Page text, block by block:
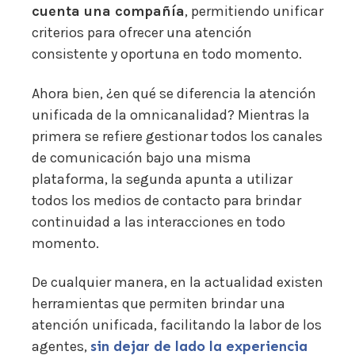
cuenta una compañía, permitiendo unificar
criterios para ofrecer una atención
consistente y oportuna en todo momento.
Ahora bien, ¿en qué se diferencia la atención
unificada de la omnicanalidad? Mientras la
primera se refiere gestionar todos los canales
de comunicación bajo una misma
plataforma, la segunda apunta a utilizar
todos los medios de contacto para brindar
continuidad a las interacciones en todo
momento.
De cualquier manera, en la actualidad existen
herramientas que permiten brindar una
atención unificada, facilitando la labor de los
agentes, sin dejar de lado la experiencia